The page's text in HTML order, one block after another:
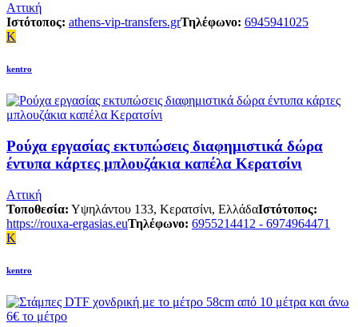
Αττική
Ιστότοπος: athens-vip-transfers.grΤηλέφωνο: 6945941025
K
kentro
Ρούχα εργασίας εκτυπώσεις διαφημιστικά δώρα
έντυπα κάρτες μπλουζάκια καπέλα Κερατσίνι
Αττική
Τοποθεσία: Υψηλάντου 133, Κερατσίνι, ΕλλάδαΙστότοπος:
https://rouxa-ergasias.euΤηλέφωνο: 6955214412 - 6974964471
K
kentro